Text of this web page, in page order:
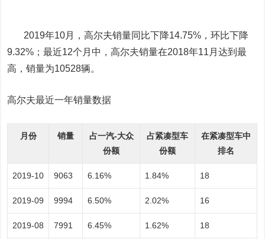
2019年10月，高尔夫销量同比下降14.75%，环比下降
9.32%；最近12个月中，高尔夫销量在2018年11月达到最
高，销量为10528辆。
高尔夫最近一年销量数据
月份 销量
占一汽-大众
份额
占紧凑型车
份额
在紧凑型车中
排名
2019-10 9063 6.16% 1.84% 18
2019-09 9994 6.50% 2.02% 16
2019-08 7991 6.45% 1.62% 18